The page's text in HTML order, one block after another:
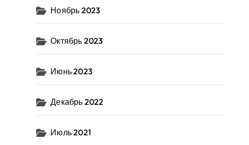
Ноябрь 2023
Октябрь 2023
Июнь 2023
Декабрь 2022
Июль 2021